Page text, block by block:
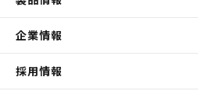
企業情報
採用情報